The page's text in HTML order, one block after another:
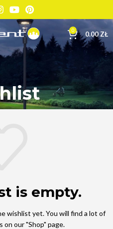
0 0.00ZŁ
is empty.
wishlist yet.You will find a lot of
our "Shop" page.